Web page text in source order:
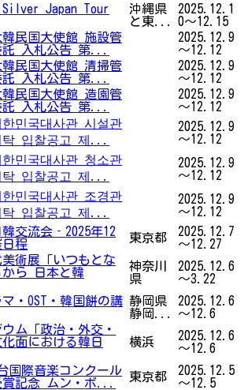
Japan Tour
沖縄県
と東...
2025.12.1
0～12.15
韓民国大使館 施設管
託 入札公告 第...
2025.12.9
～12.12
韓民国大使館 清掃管
託 入札公告 第...
2025.12.9
～12.12
韓民国大使館 造園管
託 入札公告 第...
2025.12.9
～12.12
한민국대사관 시설관
탁 입찰공고 제...
2025.12.9
～12.12
한민국대사관 청소관
탁 입찰공고 제...
2025.12.9
～12.12
한민국대사관 조경관
탁 입찰공고 제...
2025.12.9
～12.12
韓交流会‐2025年12
日程
東京都
2025.12.7
～12.27
美術展「いつもとな
から 日本と韓
神奈川
県
2025.12.6
～3.22
・OST・韓国餅の講 静岡県
静岡...
2025.12.6
～12.6
ム「政治・外交・
面における韓日
横浜
2025.12.6
～12.6
国際音楽コンクール
賞記念 ムン・ボ...
東京都
2025.12.5
～12.5